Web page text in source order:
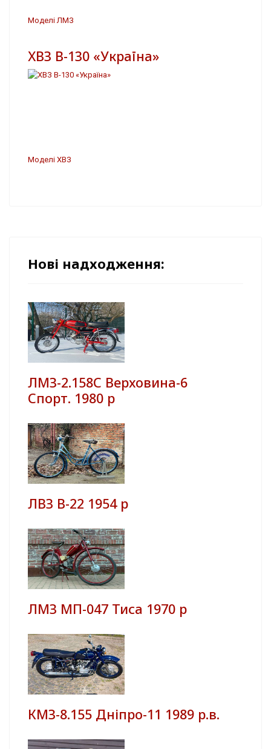
Моделі ЛМЗ
ХВЗ В-130 «Україна»
Моделі ХВЗ
Нові надходження:
ЛМЗ-2.158С Верховина-6
Спорт. 1980 р
ЛВЗ В-22 1954 р
ЛМЗ МП-047 Тиса 1970 р
КМЗ-8.155 Дніпро-11 1989 р.в.